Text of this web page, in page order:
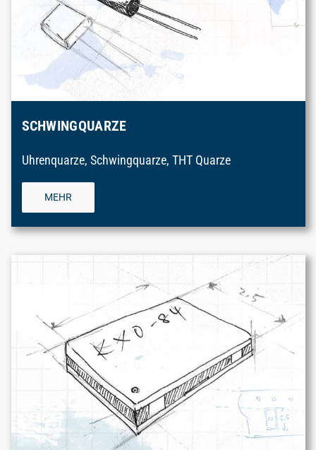
SCHWINGQUARZE
Uhrenquarze, Schwingquarze, THT Quarze
MEHR